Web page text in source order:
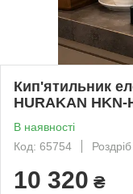
Кип'ятильник
HURAKAN
В наявності
Код: 65754
Роздріб
10 320 ₴